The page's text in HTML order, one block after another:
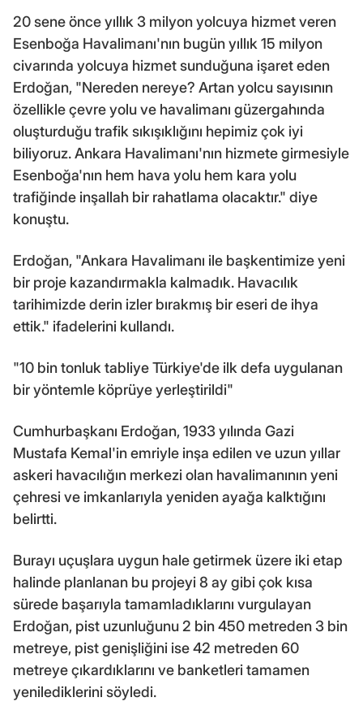
20 sene önce yıllık 3 milyon yolcuya hizmet veren
Esenboğa Havalimanı'nın bugün yıllık 15 milyon
civarında yolcuya hizmet sunduğuna işaret eden
Erdoğan, "Nereden nereye? Artan yolcu sayısının
özellikle çevre yolu ve havalimanı güzergahında
oluşturduğu trafik sıkışıklığını hepimiz çok iyi
biliyoruz. Ankara Havalimanı'nın hizmete girmesiyle
Esenboğa'nın hem hava yolu hem kara yolu
trafiğinde inşallah bir rahatlama olacaktır." diye
konuştu.
Erdoğan, "Ankara Havalimanı ile başkentimize yeni
bir proje kazandırmakla kalmadık. Havacılık
tarihimizde derin izler bırakmış bir eseri de ihya
ettik." ifadelerini kullandı.
"10 bin tonluk tabliye Türkiye'de ilk defa uygulanan
bir yöntemle köprüye yerleştirildi"
Cumhurbaşkanı Erdoğan, 1933 yılında Gazi
Mustafa Kemal'in emriyle inşa edilen ve uzun yıllar
askeri havacılığın merkezi olan havalimanının yeni
çehresi ve imkanlarıyla yeniden ayağa kalktığını
belirtti.
Burayı uçuşlara uygun hale getirmek üzere iki etap
halinde planlanan bu projeyi 8 ay gibi çok kısa
sürede başarıyla tamamladıklarını vurgulayan
Erdoğan, pist uzunluğunu 2 bin 450 metreden 3 bin
metreye, pist genişliğini ise 42 metreden 60
metreye çıkardıklarını ve banketleri tamamen
yenilediklerini söyledi.